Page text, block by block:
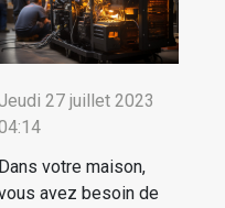
Jeudi 27 juillet 2023
Dans votre maison,
avez besoin de